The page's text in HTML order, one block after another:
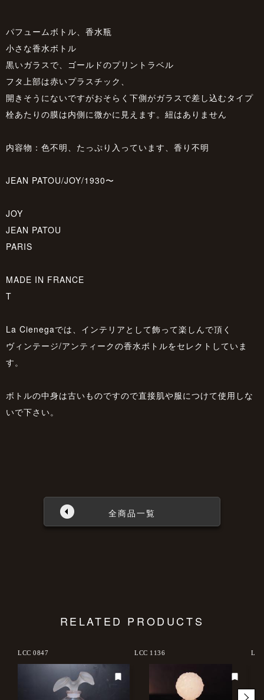
パフュームボトル、香水瓶
小さな香水ボトル
黒いガラスで、ゴールドのプリントラベル
フタ上部は赤いプラスチック、
開きそうにないですがおそらく下側がガラスで差し込むタイプ
栓あたりの膜は内側に微かに見えます。紐はありません
内容物：色不明、たっぷり入っています、香り不明
JEAN PATOU/JOY/1930〜
JOY
JEAN PATOU
PARIS
MADE IN FRANCE
T
La Cienegaでは、インテリアとして飾って楽しんで頂く
ヴィンテージ/アンティークの香水ボトルをセレクトしていま
す。
ボトルの中身は古いものですので直接肌や服につけて使用しな
いで下さい。
全商品一覧
RELATED PRODUCTS
LCC 0847 LCC 1136